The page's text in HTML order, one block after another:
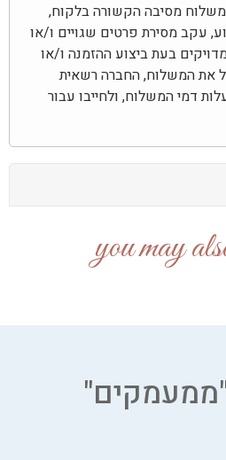
מסיבה הקשורה בלקוח,
עקב מסירת פרטים שגויים ו/או
בעת ביצוע ההזמנה ו/או
את המשלוח, החברה רשאית
דמי המשלוח, ולחייבו עבור